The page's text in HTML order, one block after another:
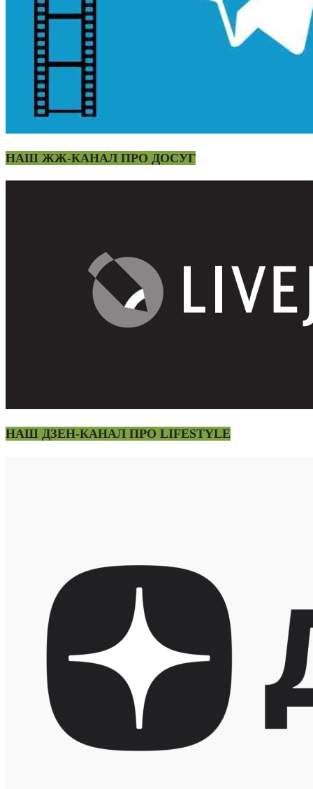
НАШ ЖЖ-КАНАЛ ПРО ДОСУГ
НАШ ДЗЕН-КАНАЛ ПРО LIFESTYLE